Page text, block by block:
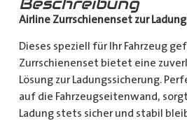
Airline Zurrschienenset zur
Dieses speziell für Ihr Fahrzeug
Zurrschienenset bietet eine
Lösung zur Ladungssicherung.
auf die Fahrzeugseitenwand,
Ladung stets sicher und stabil